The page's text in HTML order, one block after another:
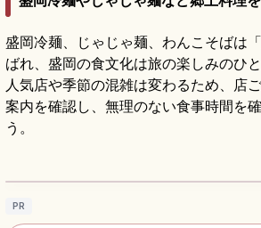
盛岡冷麺、じゃじゃ麺、わんこそばは
ばれ、盛岡の食文化は旅の楽しみのひと
人気店や季節の混雑は変わるため、店
案内を確認し、無理のない食事時間を
う。
岩手名物・わんこそば｜挑戦必須の食
PR